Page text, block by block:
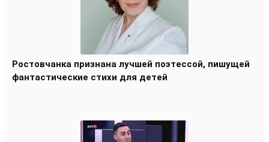
Ростовчанка признана лучшей поэтессой, пишущей
фантастические стихи для детей